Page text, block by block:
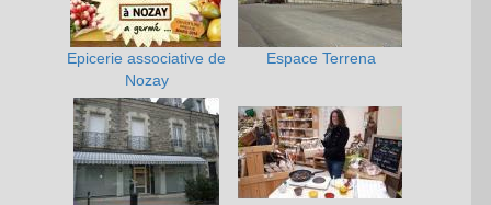
Epicerie associative de
Nozay
Espace Terrena